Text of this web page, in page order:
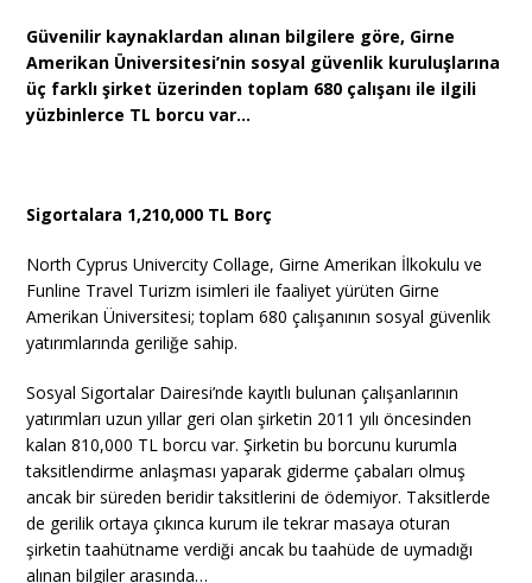
Güvenilir kaynaklardan alınan bilgilere göre, Girne
Amerikan Üniversitesi’nin sosyal güvenlik kuruluşlarına
üç farklı şirket üzerinden toplam 680 çalışanı ile ilgili
yüzbinlerce TL borcu var…
Sigortalara 1,210,000 TL Borç
North Cyprus Univercity Collage, Girne Amerikan İlkokulu ve
Funline Travel Turizm isimleri ile faaliyet yürüten Girne
Amerikan Üniversitesi; toplam 680 çalışanının sosyal güvenlik
yatırımlarında geriliğe sahip.
Sosyal Sigortalar Dairesi’nde kayıtlı bulunan çalışanlarının
yatırımları uzun yıllar geri olan şirketin 2011 yılı öncesinden
kalan 810,000 TL borcu var. Şirketin bu borcunu kurumla
taksitlendirme anlaşması yaparak giderme çabaları olmuş
ancak bir süreden beridir taksitlerini de ödemiyor. Taksitlerde
de gerilik ortaya çıkınca kurum ile tekrar masaya oturan
şirketin taahütname verdiği ancak bu taahüde de uymadığı
alınan bilgiler arasında…